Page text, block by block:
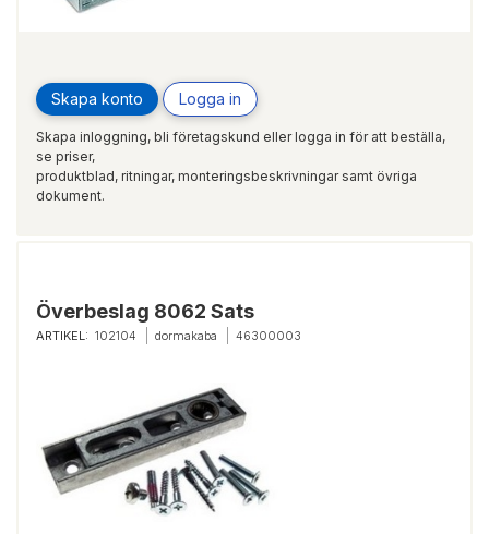
Skapa konto Logga in
Skapa inloggning, bli företagskund eller logga in för att beställa,
se priser,
produktblad, ritningar, monteringsbeskrivningar samt övriga
dokument.
Överbeslag 8062 Sats
ARTIKEL: 102104 dormakaba 46300003